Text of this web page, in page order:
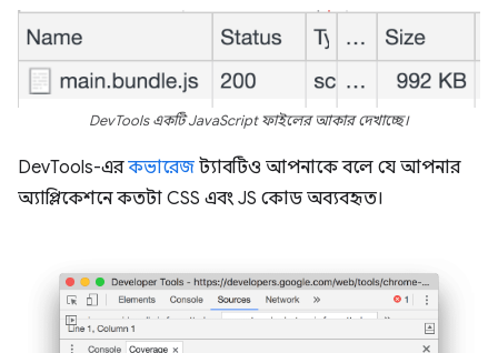
DevTools একটি JavaScript ফাইলের আকার দেখাচ্ছে।
DevTools-এরকভারেজ ট্যাবটিও আপনাকে বলে যে আপনার
অ্যাপ্লিকেশনে কতটা CSS এবং JS কোড অব্যবহৃত।